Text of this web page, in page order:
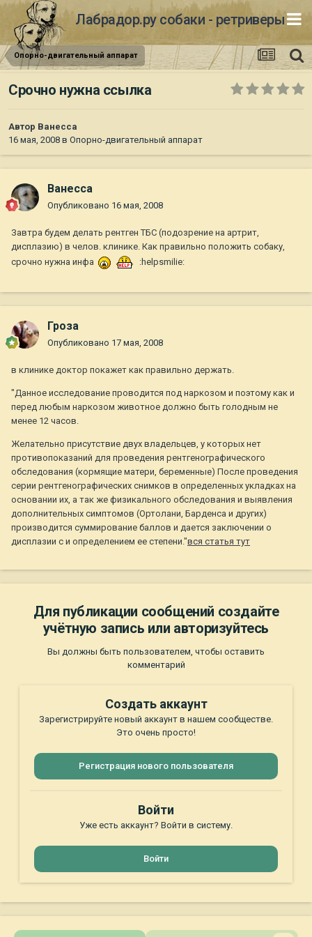
Лабрадор.ру собаки - ретриверы
Опорно-двигательный аппарат
Срочно нужна ссылка
Автор Ванесса
16 мая, 2008 в Опорно-двигательный аппарат
Ванесса
Опубликовано 16 мая, 2008
Завтра будем делать рентген ТБС (подозрение на артрит,
дисплазию) в челов. клинике. Как правильно положить собаку,
срочно нужна инфа
:helpsmilie:
Гроза
Опубликовано 17 мая, 2008
в клинике доктор покажет как правильно держать.
"Данное исследование проводится под наркозом и поэтому как и
перед любым наркозом животное должно быть голодным не
менее 12 часов.
Желательно присутствие двух владельцев, у которых нет
противопоказаний для проведения рентгенографического
обследования (кормящие матери, беременные) После проведения
серии рентгенографических снимков в определенных укладках на
основании их, а так же физикального обследования и выявления
дополнительных симптомов (Ортолани, Барденса и других)
производится суммирование баллов и дается заключении о
дисплазии с и определением ее степени."вся статья тут
Для публикации сообщений создайте
учётную запись или авторизуйтесь
Вы должны быть пользователем, чтобы оставить
комментарий
Создать аккаунт
Зарегистрируйте новый аккаунт в нашем сообществе.
Это очень просто!
Регистрация нового пользователя
Войти
Уже есть аккаунт? Войти в систему.
Войти